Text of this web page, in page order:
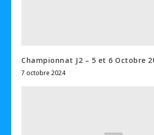
Championnat J2 – 5 et 6 Octobre
7 octobre 2024